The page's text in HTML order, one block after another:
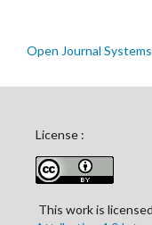
Open Journal Systems
License :
This work is